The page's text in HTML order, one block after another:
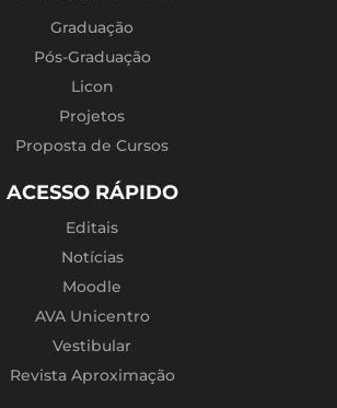
Graduação
Pós-Graduação
Licon
Projetos
Proposta de Cursos
ACESSO RÁPIDO
Editais
Notícias
Moodle
AVA Unicentro
Vestibular
Revista Aproximação